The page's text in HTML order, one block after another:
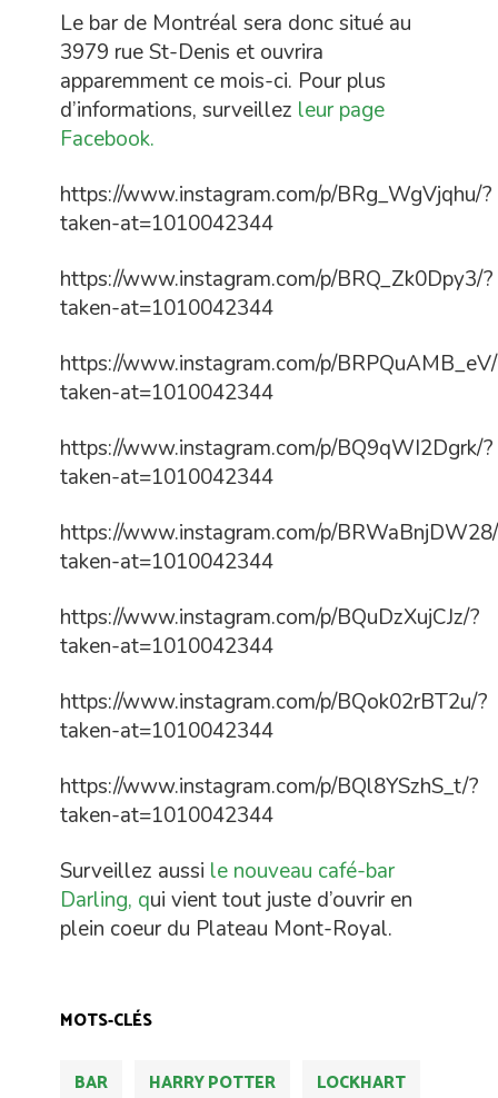
Le bar de Montréal sera donc situé au
3979 rue St-Denis et ouvrira
apparemment ce mois-ci. Pour plus
d’informations, surveillez leur page
Facebook.
https://www.instagram.com/p/BRg_WgVjqhu/?
taken-at=1010042344
https://www.instagram.com/p/BRQ_Zk0Dpy3/?
taken-at=1010042344
https://www.instagram.com/p/
taken-at=1010042344
https://www.instagram.com/p/BQ9qWI2Dgrk/?
taken-at=1010042344
https://www.instagram.com/p/
taken-at=1010042344
https://www.instagram.com/p/BQuDzXujCJz/?
taken-at=1010042344
https://www.instagram.com/p/BQok02rBT2u/?
taken-at=1010042344
https://www.instagram.com/p/BQl8YSzhS_t/?
taken-at=1010042344
Surveillez aussi le nouveau café-bar
Darling, qui vient tout juste d’ouvrir en
plein coeur du Plateau Mont-Royal.
MOTS-CLÉS
BAR HARRY POTTER
LOCKHART